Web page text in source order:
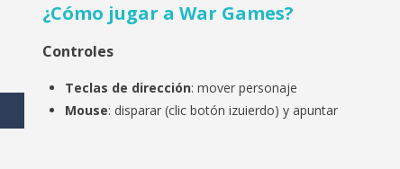
¿Cómo jugar a War Games?
Controles
Teclas de dirección: mover personaje
Mouse: disparar (clic botón izuierdo) y apuntar